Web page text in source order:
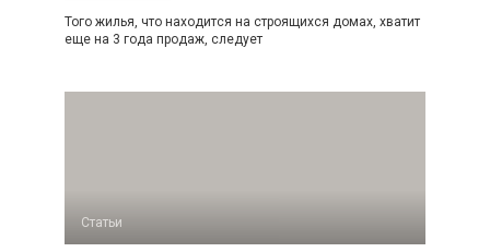
Того жилья, что находится на строящихся домах, хватит
еще на 3 года продаж, следует
Статьи